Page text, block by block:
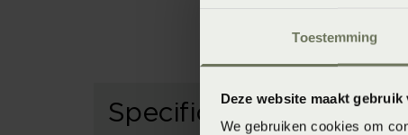
Toestemming
Deze website maakt gebruik
We gebruiken cookies om
Specificaties